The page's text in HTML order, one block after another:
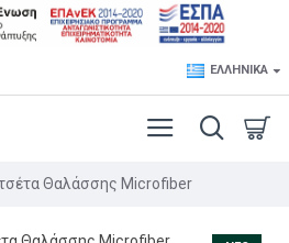
ΕΛΛΗΝΙΚΆ
Θαλάσσης Microfiber